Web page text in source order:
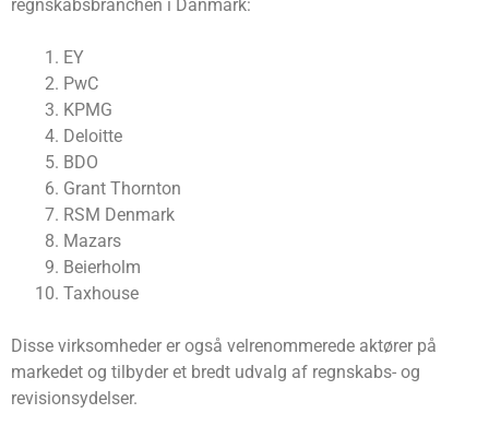
regnskabsbranchen i Danmark:
EY
PwC
KPMG
Deloitte
BDO
Grant Thornton
RSM Denmark
Mazars
Beierholm
Taxhouse
Disse virksomheder er også velrenommerede aktører på
markedet og tilbyder et bredt udvalg af regnskabs- og
revisionsydelser.